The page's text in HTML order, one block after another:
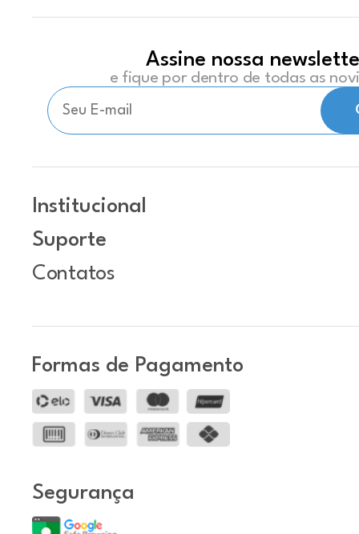
Assine nossa
e fique por dentro de todas as
Institucional
Suporte
Contatos
Formas de Pagamento
Segurança